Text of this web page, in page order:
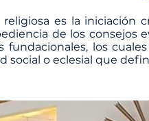
religiosa es la iniciación
de los consejos
fundacionales, los
social o eclesial que